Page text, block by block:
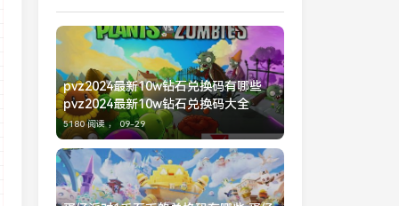
pvz2024最新10w钻石兑换码有哪些
pvz2024最新10w钻石兑换码大全
5180 阅读 ， 09-29